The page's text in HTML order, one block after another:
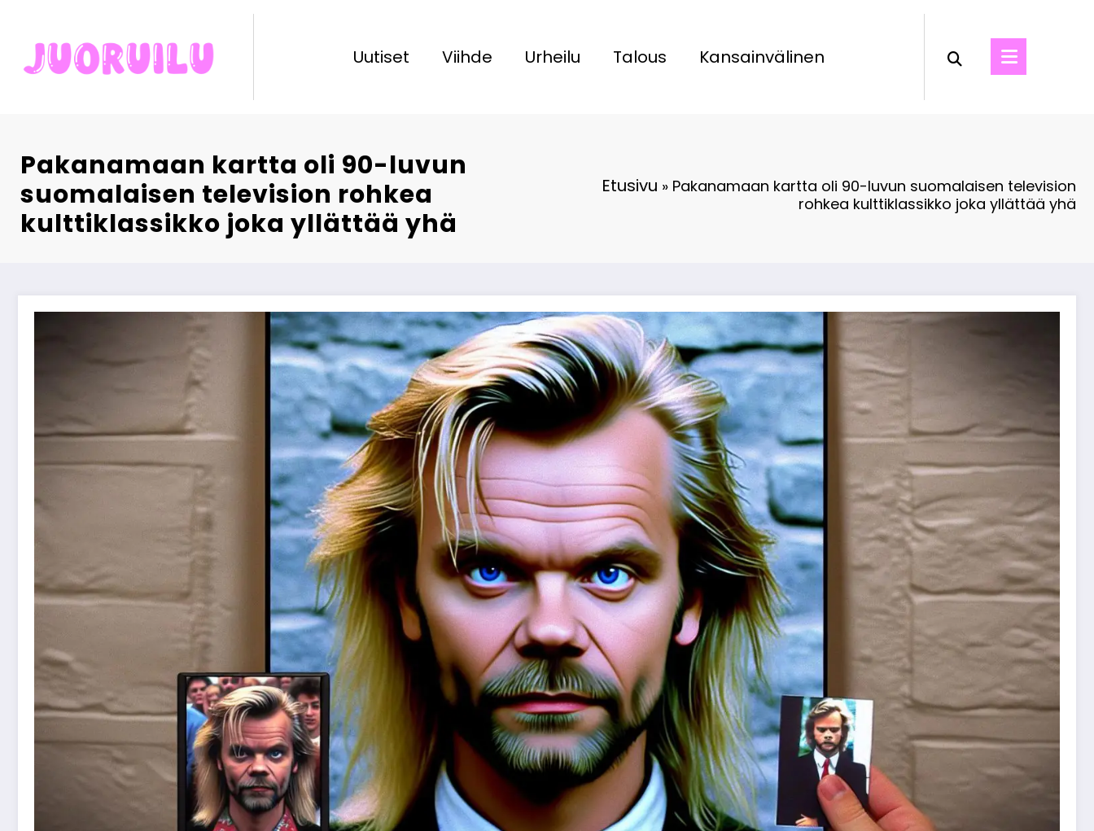
content
Uutiset Viihde Urheilu Talous Kansainvälinen
Pakanamaan kartta oli 90-luvun
suomalaisen television rohkea
kulttiklassikko joka yllättää yhä
Etusivu » Pakanamaan kartta oli 90-luvun suomalaisen television
rohkea kulttiklassikko joka yllättää yhä